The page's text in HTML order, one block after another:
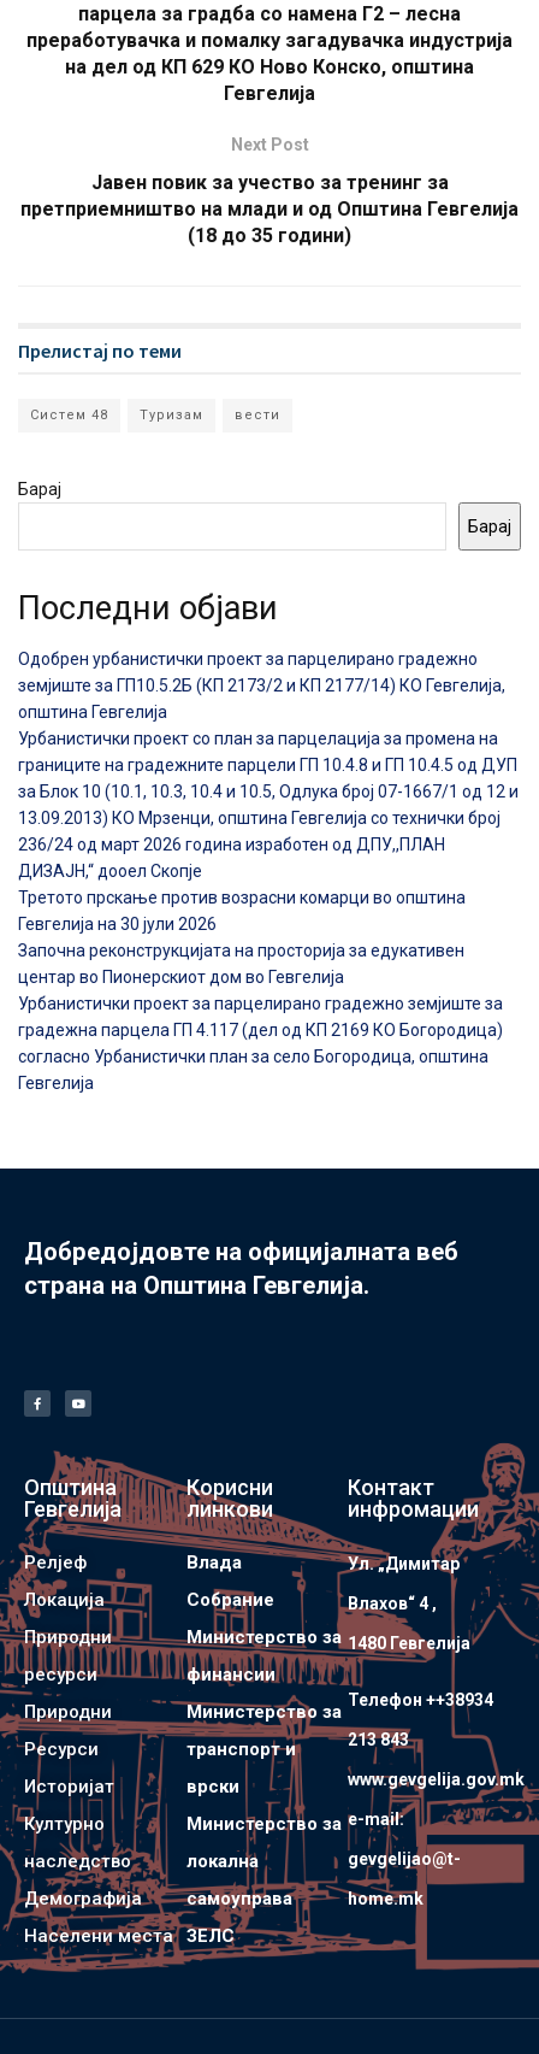
парцела за градба со намена Г2 – лесна
преработувачка и помалку загадувачка индустрија
на дел од КП 629 КО Ново Конско, општина
Гевгелија
Next Post
Јавен повик за учество за тренинг за
претприемништво на млади и од Општина Гевгелија
(18 до 35 години)
Прелистај по теми
Систем 48 Туризам вести
Барај
Барај
Последни објави
Одобрен урбанистички проект за парцелирано градежно
земјиште за ГП10.5.2Б (КП 2173/2 и КП 2177/14) КО Гевгелија,
општина Гевгелија
Урбанистички проект со план за парцелација за промена на
границите на градежните парцели ГП 10.4.8 и ГП 10.4.5 од ДУП
за Блок 10 (10.1, 10.3, 10.4 и 10.5, Одлука број 07-1667/1 од 12 и
13.09.2013) КО Мрзенци, општина Гевгелија со технички број
236/24 од март 2026 година изработен од ДПУ,,ПЛАН
ДИЗАЈН,“ дооел Скопје
Третото прскање против возрасни комарци во општина
Гевгелија на 30 јули 2026
Започна реконструкцијата на просторија за едукативен
центар во Пионерскиот дом во Гевгелија
Урбанистички проект за парцелирано градежно земјиште за
градежна парцела ГП 4.117 (дел од КП 2169 КО Богородица)
согласно Урбанистички план за село Богородица, општина
Гевгелија
Добредојдовте на официјалната веб
страна на Општина Гевгелија.
Општина
Гевгелија
Релјеф
Локација
Природни
ресурси
Природни
Ресурси
Историјат
Културно
наследство
Демографија
Населени места
Корисни
линкови
Влада
Собрание
Министерство за
финансии
Министерство за
транспорт и
врски
Министерство за
локална
самоуправа
ЗЕЛС
Контакт
инфромации
Ул. „Димитар
Влахов“ 4 ,
1480 Гевгелијa
Телефон ++38934
213 843
www.gevgelija.gov.mk
e-mail:
gevgelijao@t-
home.mk